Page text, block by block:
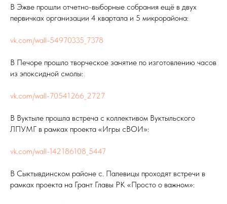
В Эжве прошли отчетно-выборные собрания ещё в двух
первичках организации 4 квартала и 5 микрорайона:
vk.com/wall-54970335_7378
В Печоре прошло творческое занятие по изготовлению часов
из эпоксидной смолы:
vk.com/wall-70541266_2727
В Вуктыле прошла встреча с коллективом Вуктыльского
ЛПУМГ в рамках проекта «Игры сВОИ»:
vk.com/wall-142186108_5447
В Сыктывдинском районе с. Палевицы проходят встречи в
рамках проекта на Грант Главы РК «Просто о важном»: